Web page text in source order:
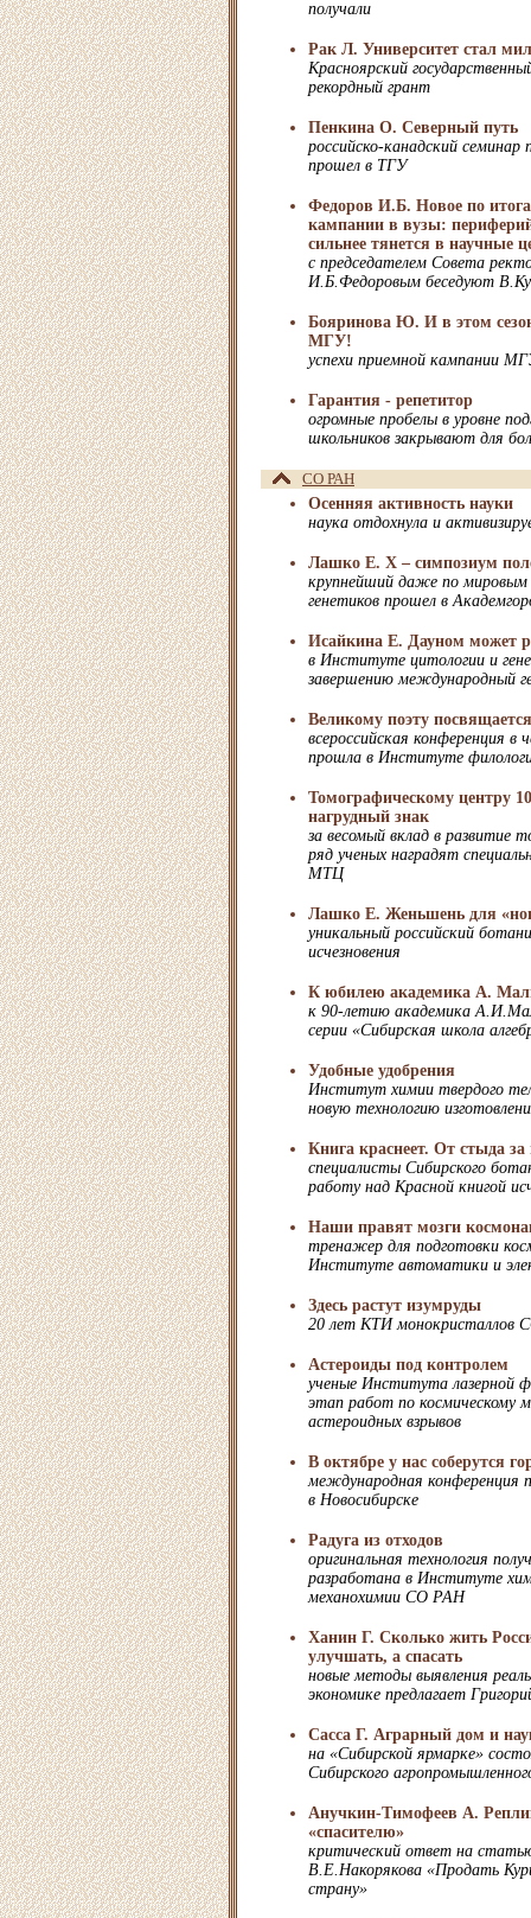
получали
Рак Л. Университет стал
Красноярский
рекордный грант
Пенкина О. Северный путь
российско-канадский семинар
прошел в ТГУ
Федоров И.Б. Новое по
кампании в вузы:
сильнее тянется в научные
c председателем Совета
И.Б.Федоровым беседуют
Бояринова Ю. И в этом
МГУ!
успехи приемной кампании
Гарантия - репетитор
огромные пробелы в уровне
школьников закрывают для
СО РАН
Осенняя активность науки
наука отдохнула и
Лашко Е. Х – симпозиум
крупнейший даже по мировым
генетиков прошел в
Исайкина Е. Дауном может
в Институте цитологии и
завершению международный
Великому поэту посвящается
всероссийская конференция
прошла в Институте
Томографическому центру
нагрудный знак
за весомый вклад в развитие
ряд ученых наградят
МТЦ
Лашко Е. Женьшень для
уникальный российский
исчезновения
К юбилею академика А.
к 90-летию академика
серии «Сибирская школа
Удобные удобрения
Институт химии твердого
новую технологию
Книга краснеет. От стыда за
специалисты Сибирского
работу над Красной книгой
Наши правят мозги
тренажер для подготовки
Институте автоматики и
Здесь растут изумруды
20 лет КТИ монокристаллов
Астероиды под контролем
ученые Института лазерной
этап работ по космическому
астероидных взрывов
В октябре у нас соберутся
международная конференция
в Новосибирске
Радуга из отходов
оригинальная технология
разработана в Институте
механохимии СО РАН
Ханин Г. Сколько жить
улучшать, а спасать
новые методы выявления
экономике предлагает
Сасса Г. Аграрный дом и
на «Сибирской ярмарке»
Сибирского
Анучкин-Тимофеев А.
«спасителю»
критический ответ на
В.E.Накорякова «Продать
страну»